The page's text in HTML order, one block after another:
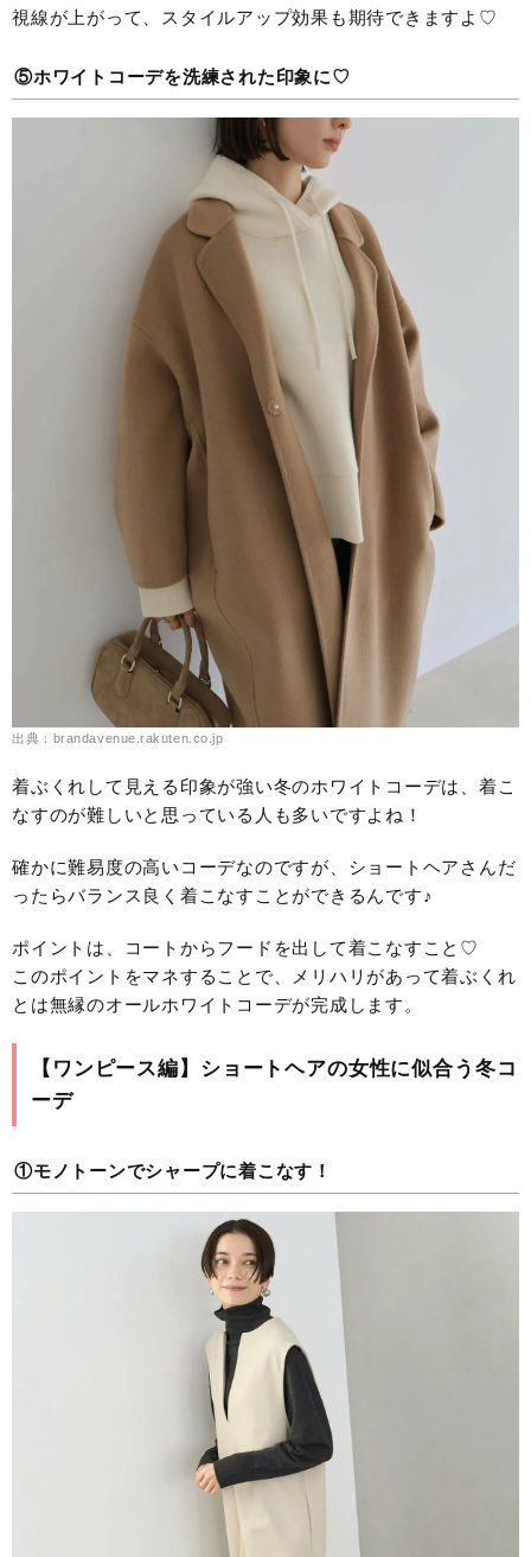
視線が上がって、スタイルアップ効果も期待できますよ♡
⑤ホワイトコーデを洗練された印象に♡
出典：brandavenue.rakuten.co.jp
着ぶくれして見える印象が強い冬のホワイトコーデは、着こ
なすのが難しいと思っている人も多いですよね！
確かに難易度の高いコーデなのですが、ショートヘアさんだ
ったらバランス良く着こなすことができるんです♪
ポイントは、コートからフードを出して着こなすこと♡
このポイントをマネすることで、メリハリがあって着ぶくれ
とは無縁のオールホワイトコーデが完成します。
【ワンピース編】ショートヘアの女性に似合う冬コ
ーデ
①モノトーンでシャープに着こなす！